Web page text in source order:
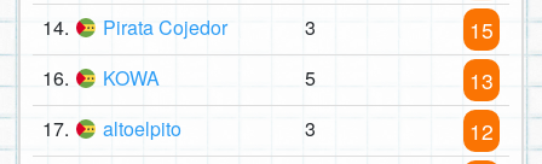
14. Pirata Cojedor 3 15
16. KOWA 5 13
17. altoelpito 3 12